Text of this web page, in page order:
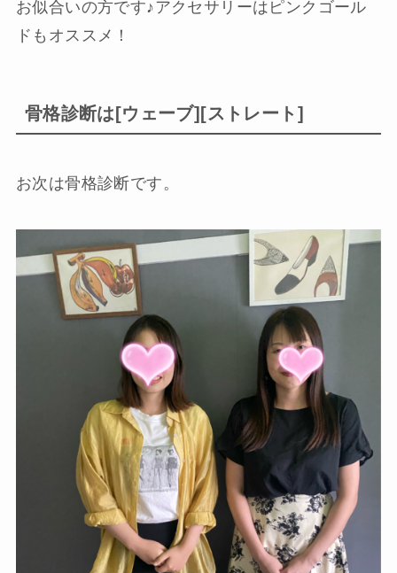
お似合いの方です♪アクセサリーはピンクゴール
ドもオススメ！
骨格診断は[ウェーブ][ストレート]
お次は骨格診断です。